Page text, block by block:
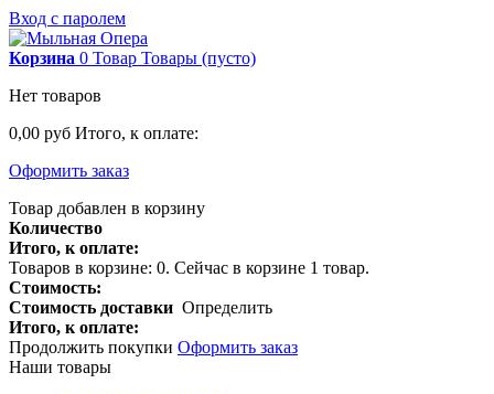
Вход с паролем
Корзина 0 Товар Товары (пусто)
Нет товаров
0,00 руб Итого, к оплате:
Оформить заказ
Товар добавлен в корзину
Количество
Итого, к оплате:
Товаров в корзине: 0. Сейчас в корзине 1 товар.
Стоимость:
Стоимость доставки Определить
Итого, к оплате:
Продолжить покупки Оформить заказ
Наши товары